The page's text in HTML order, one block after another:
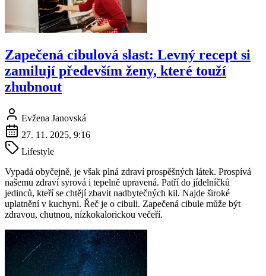
Zapečená cibulová slast: Levný recept si
zamilují především ženy, které touží
zhubnout
Evžena Janovská
27. 11. 2025, 9:16
Lifestyle
Vypadá obyčejně, je však plná zdraví prospěšných látek. Prospívá
našemu zdraví syrová i tepelně upravená. Patří do jídelníčků
jedinců, kteří se chtějí zbavit nadbytečných kil. Najde široké
uplatnění v kuchyni. Řeč je o cibuli. Zapečená cibule může být
zdravou, chutnou, nízkokalorickou večeří.